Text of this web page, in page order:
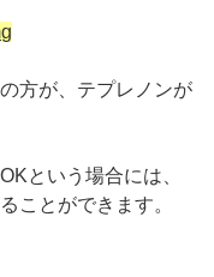
方が、テプレノンが
という場合には、
ことができます。